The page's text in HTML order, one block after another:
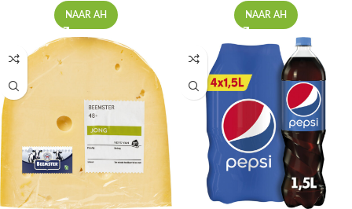
NAAR AH NAAR AH